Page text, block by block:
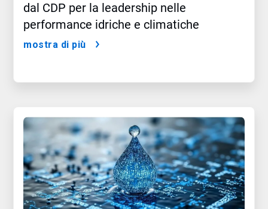
dal CDP per la leadership nelle
performance idriche e climatiche
mostra di più